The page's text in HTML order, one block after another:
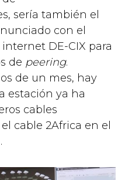
sería también el
con el
DE-CIX para
de peering.
de un mes, hay
estación ya ha
cables
cable 2Africa en el